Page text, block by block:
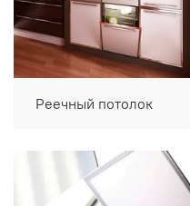
Реечный потолок